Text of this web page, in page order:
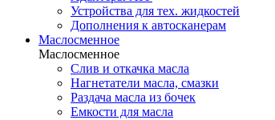
Устройства для тех. жидкостей
Дополнения к автосканерам
Маслосменное
Маслосменное
Слив и откачка масла
Нагнетатели масла, смазки
Раздача масла из бочек
Емкости для масла